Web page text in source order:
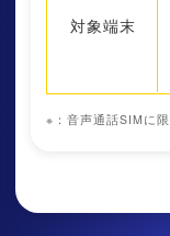
対象端末
※：⾳声通話SIMに